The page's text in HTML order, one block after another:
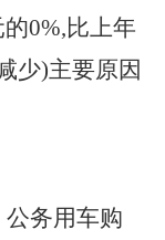
0%,比上年
少)主要原因
务用车购